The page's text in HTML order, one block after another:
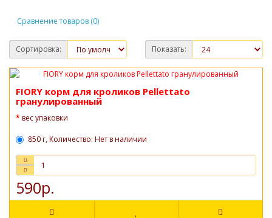
Сравнение товаров (0)
Сортировка: Показать:
FIORY корм для кроликов Pellettato
гранулированный
вес упаковки
850 г, Количество: Нет в наличии
590р.